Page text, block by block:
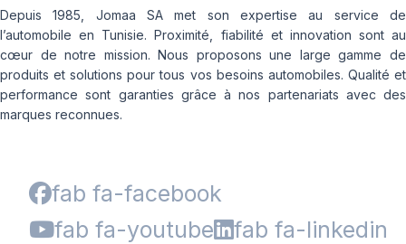
Depuis 1985, Jomaa SA met son expertise au service de
l’automobile en Tunisie. Proximité, fiabilité et innovation sont au
cœur de notre mission. Nous proposons une large gamme de
produits et solutions pour tous vos besoins automobiles. Qualité et
performance sont garanties grâce à nos partenariats avec des
marques reconnues.
fab fa-facebook
fab fa-youtube
fab fa-linkedin